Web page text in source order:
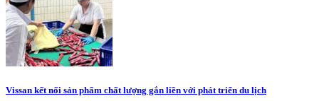
Vissan kết nối sản phẩm chất lượng gắn liền với phát triển du lịch